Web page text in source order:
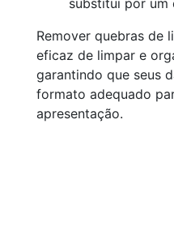
substitui por um
Remover quebras de
eficaz de limpar e
garantindo que seus
formato adequado
apresentação.